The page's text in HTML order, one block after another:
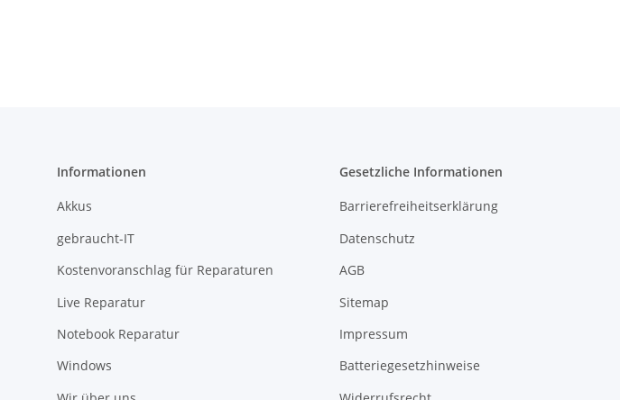
Informationen
Akkus
gebraucht-IT
Kostenvoranschlag für Reparaturen
Live Reparatur
Notebook Reparatur
Windows
Gesetzliche Informationen
Barrierefreiheitserklärung
Datenschutz
AGB
Sitemap
Impressum
Batteriegesetzhinweise